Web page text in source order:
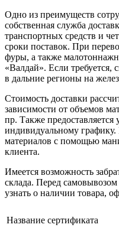
Одно из преимуществ
собственная служба
транспортных средств и
сроки поставок. При
фуры, а также
«Валдай». Если требуется,
в дальние регионы на
Стоимость доставки
зависимости от объемов
пр. Также
индивидуальному графику.
материалов с помощью
клиента.
Имеется возможность
склада. Перед
узнать о наличии товара,
Название сертификата